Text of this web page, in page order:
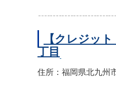
【クレジッ
丁目
住所：福岡県北九州